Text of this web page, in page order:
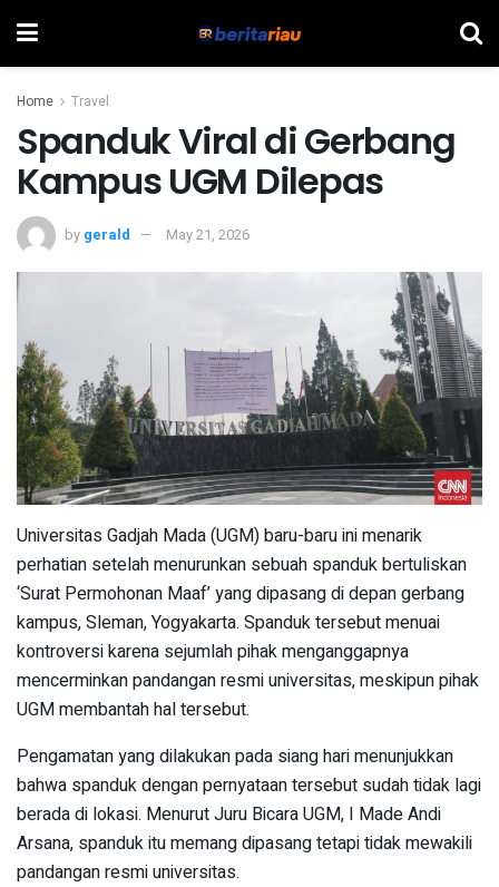
Home Travel
Spanduk Viral di Gerbang
Kampus UGM Dilepas
by gerald May 21, 2026
Universitas Gadjah Mada (UGM) baru-baru ini menarik
perhatian setelah menurunkan sebuah spanduk bertuliskan
‘Surat Permohonan Maaf’ yang dipasang di depan gerbang
kampus, Sleman, Yogyakarta. Spanduk tersebut menuai
kontroversi karena sejumlah pihak menganggapnya
mencerminkan pandangan resmi universitas, meskipun pihak
UGM membantah hal tersebut.
Pengamatan yang dilakukan pada siang hari menunjukkan
bahwa spanduk dengan pernyataan tersebut sudah tidak lagi
berada di lokasi. Menurut Juru Bicara UGM, I Made Andi
Arsana, spanduk itu memang dipasang tetapi tidak mewakili
pandangan resmi universitas.